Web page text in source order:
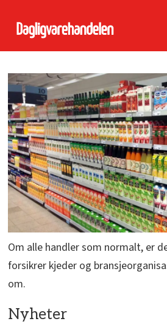
Om alle handler som normalt, er
forsikrer kjeder og
om.
Nyheter